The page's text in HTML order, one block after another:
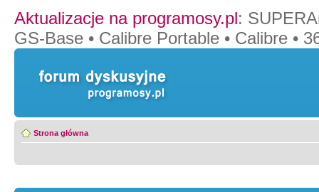
Aktualizacje na programosy.pl:
GS-Base • Calibre Portable • Calibre •
Strona główna